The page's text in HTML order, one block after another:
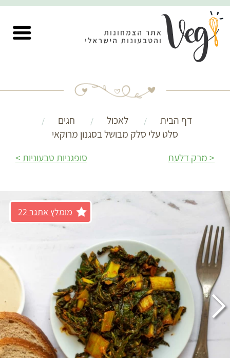
דף הבית לאכול
חגים
סלט עלי סלק מבושל בסגנון מרוקאי
מרק דלעת
סופגניות טבעוניות
מומלץ אתגר 22